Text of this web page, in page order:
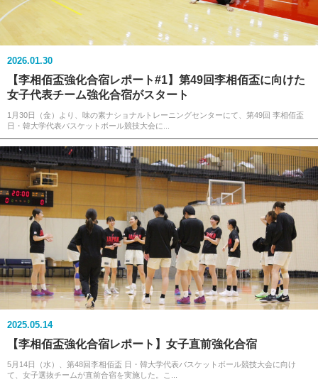
2026.01.30
【李相佰盃強化合宿レポート#1】第49回李相佰盃に向けた
女子代表チーム強化合宿がスタート
1月30日（金）より、味の素ナショナルトレーニングセンターにて、第49回 李相佰盃
日・韓大学代表バスケットボール競技大会に...
2025.05.14
【李相佰盃強化合宿レポート】女子直前強化合宿
5月14日（水）、第48回李相佰盃 日・韓大学代表バスケットボール競技大会に向け
て、女子選抜チームが直前合宿を実施した。こ...